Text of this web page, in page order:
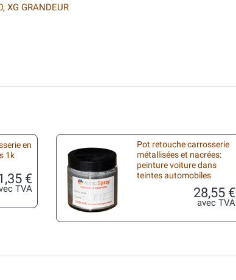
, XG GRANDEUR
en
1k
€
TVA
Pot retouche carrosserie
métallisées et nacrées:
peinture voiture dans
teintes automobiles
28,55 €
avec TVA